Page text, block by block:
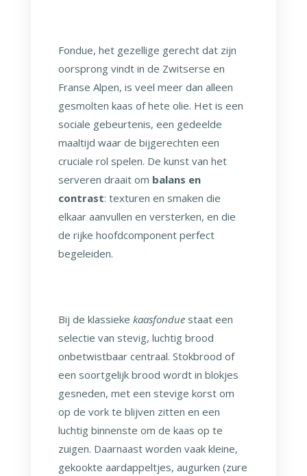
Fondue, het gezellige gerecht dat zijn
oorsprong vindt in de Zwitserse en
Franse Alpen, is veel meer dan alleen
gesmolten kaas of hete olie. Het is een
sociale gebeurtenis, een gedeelde
maaltijd waar de bijgerechten een
cruciale rol spelen. De kunst van het
serveren draait om balans en
contrast: texturen en smaken die
elkaar aanvullen en versterken, en die
de rijke hoofdcomponent perfect
begeleiden.
Bij de klassieke kaasfonduestaat een
selectie van stevig, luchtig brood
onbetwistbaar centraal. Stokbrood of
een soortgelijk brood wordt in blokjes
gesneden, met een stevige korst om
op de vork te blijven zitten en een
luchtig binnenste om de kaas op te
zuigen. Daarnaast worden vaak kleine,
gekookte aardappeltjes, augurken (zure